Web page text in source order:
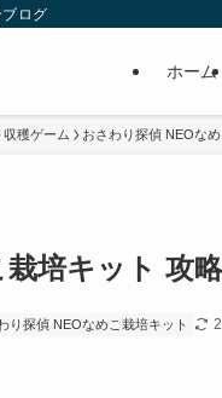
ログ
ホーム
収穫ゲーム おさわり探偵 NEOな
培キット 攻
り探偵 NEOなめこ栽培キット